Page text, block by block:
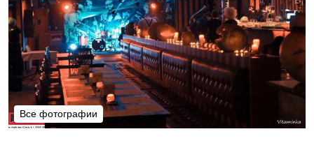
Все фотографии
Все фотографии